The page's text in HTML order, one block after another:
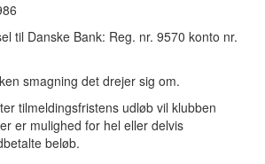
til Danske Bank: Reg. nr. 9570 konto nr.
smagning det drejer sig om.
tilmeldingsfristens udløb vil klubben
er mulighed for hel eller delvis
beløb.